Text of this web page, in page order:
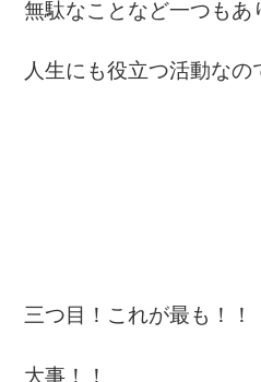
無駄なことなど一つもあ
人生にも役立つ活動なの
三つ目！これが最も！！
大事！！